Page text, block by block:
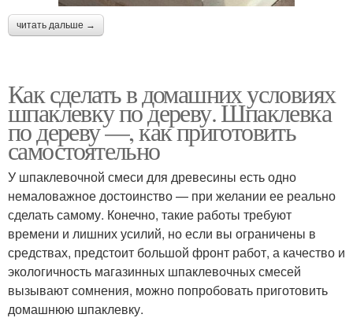
читать дальше →
Как сделать в домашних условиях
шпаклевку по дереву. Шпаклевка
по дереву —, как приготовить
самостоятельно
У шпаклевочной смеси для древесины есть одно
немаловажное достоинство — при желании ее реально
сделать самому. Конечно, такие работы требуют
времени и лишних усилий, но если вы ограничены в
средствах, предстоит большой фронт работ, а качество и
экологичность магазинных шпаклевочных смесей
вызывают сомнения, можно попробовать приготовить
домашнюю шпаклевку.